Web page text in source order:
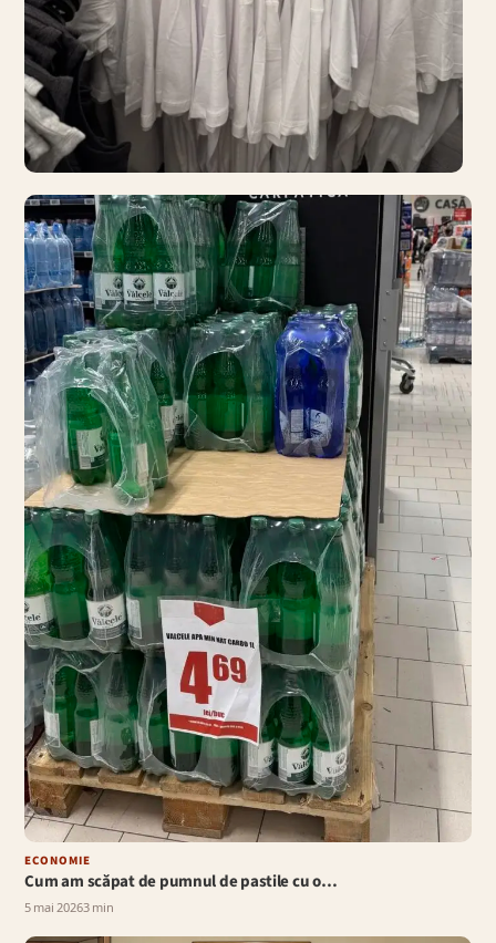
Tricouri din bumbac la 9
lei! No, am crezut că nu
văd…
15 iunie 2026· 3 min
ECONOMIE
Cum am scăpat de pumnul de pastile cu o…
5 mai 20263 min